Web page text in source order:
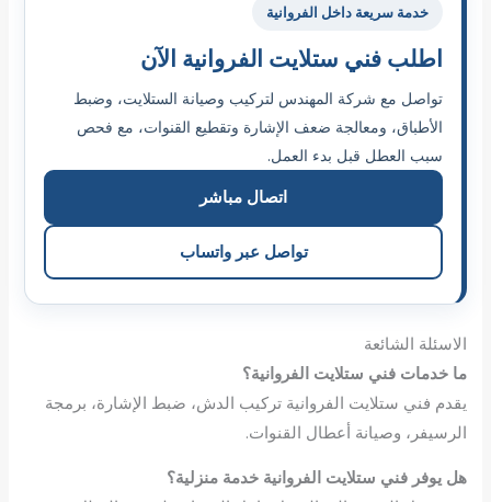
خدمة سريعة داخل الفروانية
اطلب فني ستلايت الفروانية الآن
تواصل مع شركة المهندس لتركيب وصيانة الستلايت، وضبط
الأطباق، ومعالجة ضعف الإشارة وتقطيع القنوات، مع فحص
سبب العطل قبل بدء العمل.
اتصال مباشر
تواصل عبر واتساب
الاسئلة الشائعة
ما خدمات فني ستلايت الفروانية؟
يقدم فني ستلايت الفروانية تركيب الدش، ضبط الإشارة، برمجة
الرسيفر، وصيانة أعطال القنوات.
هل يوفر فني ستلايت الفروانية خدمة منزلية؟